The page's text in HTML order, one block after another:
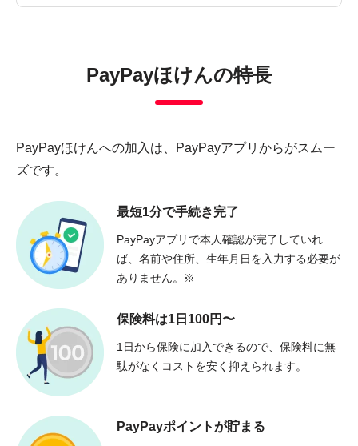
PayPayほけんの特長
PayPayほけんへの加入は、PayPayアプリからがスムー
ズです。
最短1分で手続き完了
PayPayアプリで本人確認が完了していれ
ば、名前や住所、生年月日を入力する必要が
ありません。
※
保険料は1日100円〜
1日から保険に加入できるので、保険料に無
駄がなくコストを安く抑えられます。
PayPayポイントが貯まる